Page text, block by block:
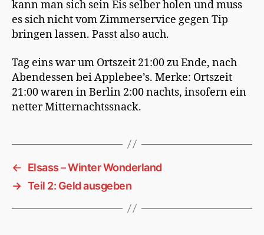
kann man sich sein Eis selber holen und muss
es sich nicht vom Zimmerservice gegen Tip
bringen lassen. Passt also auch.
Tag eins war um Ortszeit 21:00 zu Ende, nach
Abendessen bei Applebee’s. Merke: Ortszeit
21:00 waren in Berlin 2:00 nachts, insofern ein
netter Mitternachtssnack.
←
Elsass – Winter Wonderland
→ Teil 2: Geld ausgeben